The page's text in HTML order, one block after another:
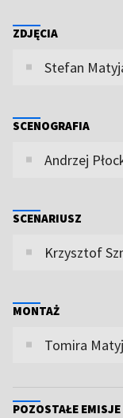
ZDJĘCIA
Stefan
SCENOGRAFIA
Andrzej
SCENARIUSZ
Krzysztof
MONTAŻ
Tomira
POZOSTAŁE EMISJE